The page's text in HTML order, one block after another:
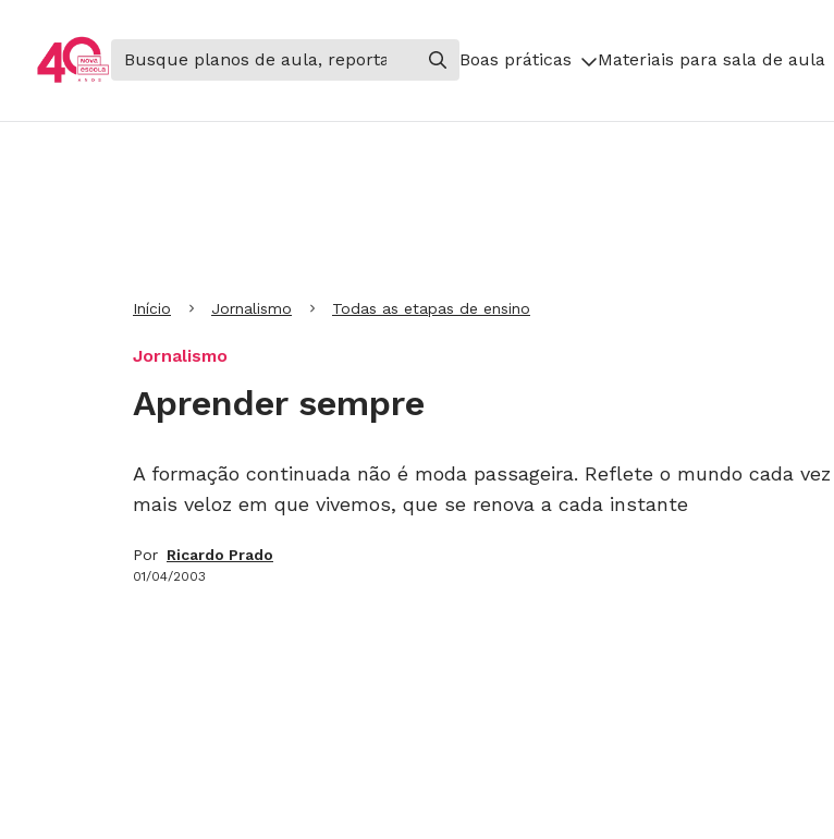
Boas práticas Materiais para sala de aula
Início Jornalismo Todas as etapas de ensino
Jornalismo
Aprender sempre
A formação continuada não é moda passageira. Reflete o mundo cada vez
mais veloz em que vivemos, que se renova a cada instante
Por Ricardo Prado
01/04/2003